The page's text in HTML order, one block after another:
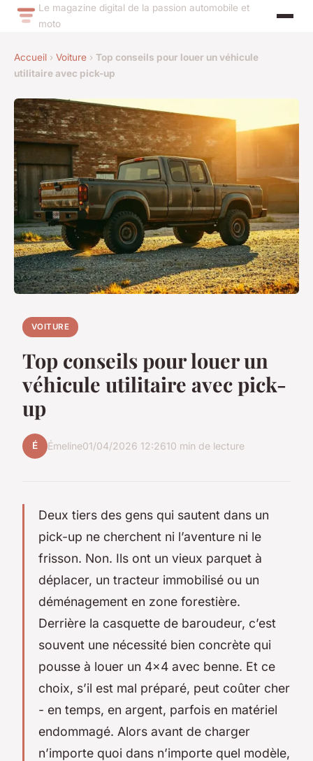
Le magazine digital de la passion automobile et
moto
Accueil › Voiture › Top conseils pour louer un véhicule
utilitaire avec pick-up
VOITURE
Top conseils pour louer un
véhicule utilitaire avec pick-
up
É Émeline01/04/2026 12:2610 min de lecture
Deux tiers des gens qui sautent dans un
pick-up ne cherchent ni l’aventure ni le
frisson. Non. Ils ont un vieux parquet à
déplacer, un tracteur immobilisé ou un
déménagement en zone forestière.
Derrière la casquette de baroudeur, c’est
souvent une nécessité bien concrète qui
pousse à louer un 4x4 avec benne. Et ce
choix, s’il est mal préparé, peut coûter cher
- en temps, en argent, parfois en matériel
endommagé. Alors avant de charger
n’importe quoi dans n’importe quel modèle,